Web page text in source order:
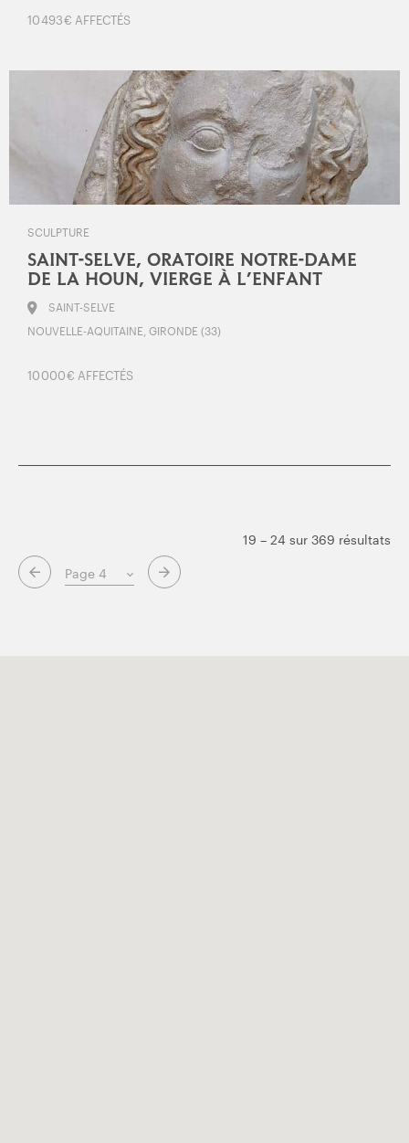
10 493 € AFFECTÉS
SCULPTURE
SAINT-SELVE, ORATOIRE NOTRE-DAME
DE LA HOUN, VIERGE À L’ENFANT
SAINT-SELVE
NOUVELLE-AQUITAINE, GIRONDE (33)
10 000 € AFFECTÉS
Page suivante
19 – 24 sur 369 résultats